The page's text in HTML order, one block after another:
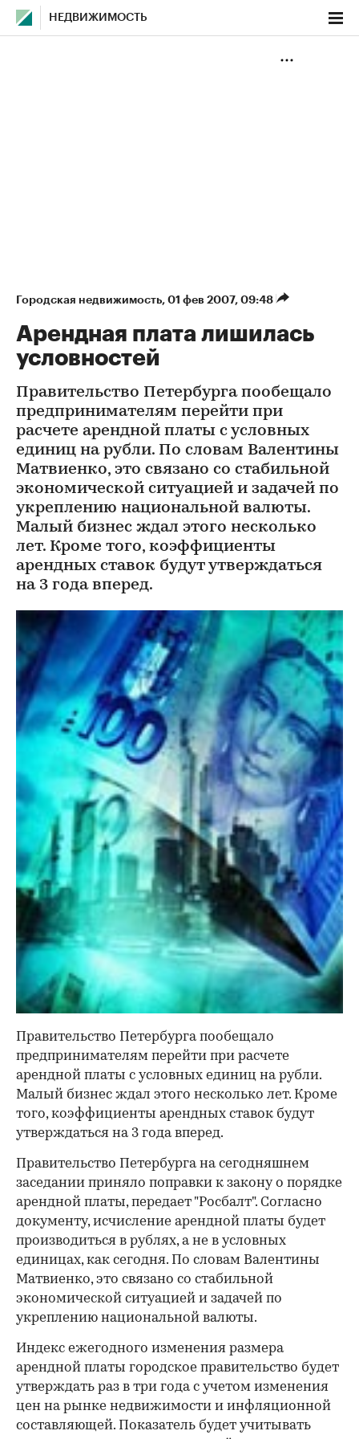
НЕДВИЖИМОСТЬ
Городская недвижимость⁠, 01 фев 2007, 09:48
Арендная плата лишилась
условностей
Правительство Петербурга пообещало
предпринимателям перейти при
расчете арендной платы с условных
единиц на рубли. По словам Валентины
Матвиенко, это связано со стабильной
экономической ситуацией и задачей по
укреплению национальной валюты.
Малый бизнес ждал этого несколько
лет. Кроме того, коэффициенты
арендных ставок будут утверждаться
на 3 года вперед.
Правительство Петербурга пообещало
предпринимателям перейти при расчете
арендной платы с условных единиц на рубли.
Малый бизнес ждал этого несколько лет. Кроме
того, коэффициенты арендных ставок будут
утверждаться на 3 года вперед.
Правительство Петербурга на сегодняшнем
заседании приняло поправки к закону о порядке
арендной платы, передает "Росбалт". Согласно
документу, исчисление арендной платы будет
производиться в рублях, а не в условных
единицах, как сегодня. По словам Валентины
Матвиенко, это связано со стабильной
экономической ситуацией и задачей по
укреплению национальной валюты.
Индекс ежегодного изменения размера
арендной платы городское правительство будет
утверждать раз в три года с учетом изменения
цен на рынке недвижимости и инфляционной
составляющей. Показатель будет учитывать